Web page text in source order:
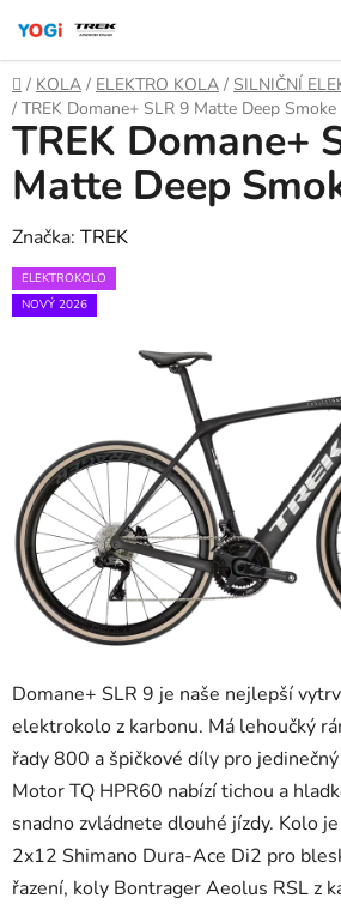
obsah
Domů
/ KOLA / ELEKTRO KOLA / SILNIČNÍ
/ TREK Domane+ SLR 9 Matte Deep Smoke
Domane+ SLR 9 je naše nejlepší
elektrokolo z karbonu. Má lehoučký
řady 800 a špičkové díly pro
Motor TQ HPR60 nabízí tichou a
snadno zvládnete dlouhé jízdy. Kolo
2x12 Shimano Dura-Ace Di2 pro
řazení, koly Bontrager Aeolus RSL z
TREK Domane+
Matte Deep
Značka: TREK
ELEKTROKOLO
NOVÝ 2026